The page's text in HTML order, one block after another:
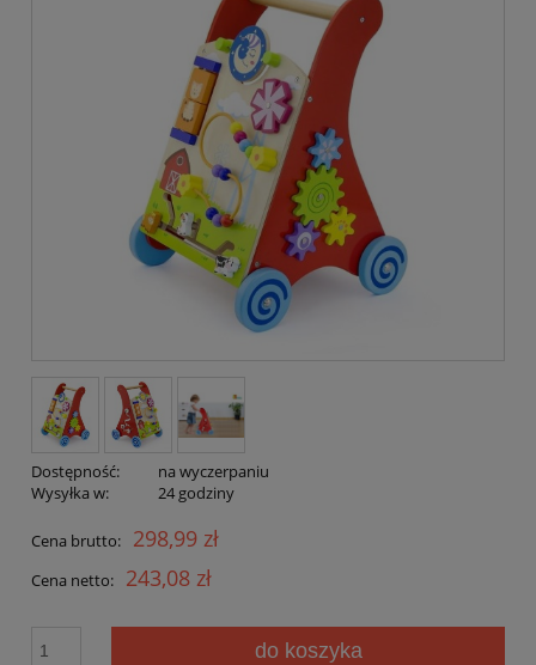
Dostępność:
na wyczerpaniu
Wysyłka w:
24 godziny
Cena brutto: 298,99 zł
Cena netto: 243,08 zł
do koszyka